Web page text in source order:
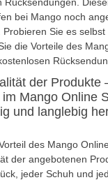
bei Mango noch
Probieren Sie es selbst
die Vorteile des
der Produkte
Mango Online
und langlebig
des Mango
der angebotenen
jeder Schuh und